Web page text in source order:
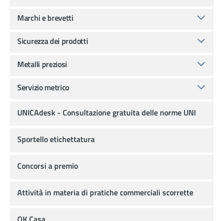
Marchi e brevetti
Sicurezza dei prodotti
Metalli preziosi
Servizio metrico
UNICAdesk - Consultazione gratuita delle norme UNI
Sportello etichettatura
Concorsi a premio
Attività in materia di pratiche commerciali scorrette